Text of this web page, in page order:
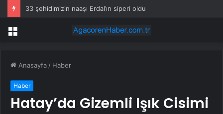
33 şehidimizin naaşı Erdal’ın siperi oldu
Menü
Anasayfa / Haber
Haber
Hatay’da Gizemli Işık Cisimi